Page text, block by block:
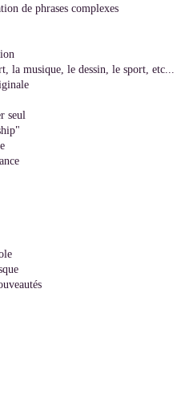
de phrases complexes
la musique, le dessin, le sport, etc...
seul